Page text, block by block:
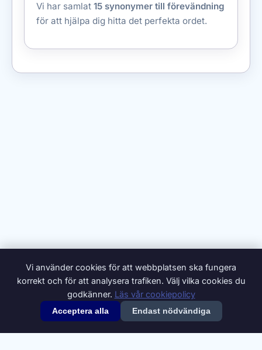
Vi har samlat 15 synonymer till förevändning
för att hjälpa dig hitta det perfekta ordet.
© 2026 Synonymer.it.com – Svenskt synonymlexikon
Vi använder cookies för att webbplatsen ska fungera
korrekt och för att analysera trafiken. Välj vilka cookies du
godkänner. Läs vår cookiepolicy
Acceptera alla Endast nödvändiga